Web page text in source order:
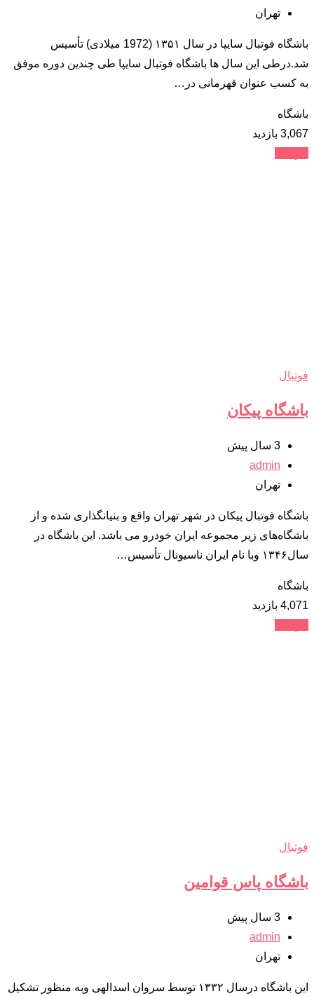
تهران
باشگاه فوتبال سایپا در سال ۱۳۵۱ (1972 میلادی) تأسیس
شد.درطی این سال ها باشگاه فوتبال سایپا طی چندین دوره موفق
به کسب عنوان قهرمانی در…
باشگاه
3,067 بازدید
فوتبال
باشگاه پیکان
3 سال پیش
admin
تهران
باشگاه فوتبال پیکان در شهر تهران واقع و بنیانگذاری شده و از
باشگاه‌های زیر مجموعه ایران خودرو می باشد. این باشگاه در
سال۱۳۴۶ وبا نام ایران ناسیونال تأسیس…
باشگاه
4,071 بازدید
فوتبال
باشگاه پاس قوامین
3 سال پیش
admin
تهران
این باشگاه درسال ۱۳۳۲ توسط سروان اسدالهی وبه منظور تشکیل